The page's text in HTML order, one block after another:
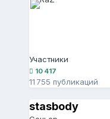
Участники
10 417
11 755 публикаций
stasbody